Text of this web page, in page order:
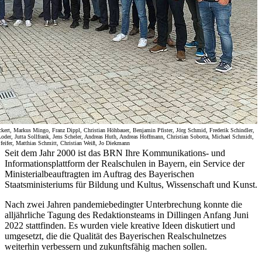
Markus Mingo, Franz Dippl, Christian Höhbauer, Benjamin Pfister, Jörg Schmid, Frederik Schindler,
Jutta Sollfrank, Jens Scheler, Andreas Huth, Andreas Hoffmann, Christian Sobotta, Michael Schmidt,
Matthias Schmitt, Christian Weiß, Jo Diekmann
Seit dem Jahr 2000 ist das BRN Ihre Kommunikations- und
Informationsplattform der Realschulen in Bayern, ein Service der
Ministerialbeauftragten im Auftrag des Bayerischen
Staatsministeriums für Bildung und Kultus, Wissenschaft und Kunst.
Nach zwei Jahren pandemiebedingter Unterbrechung konnte die
alljährliche Tagung des Redaktionsteams in Dillingen Anfang Juni
2022 stattfinden. Es wurden viele kreative Ideen diskutiert und
umgesetzt, die die Qualität des Bayerischen Realschulnetzes
weiterhin verbessern und zukunftsfähig machen sollen.